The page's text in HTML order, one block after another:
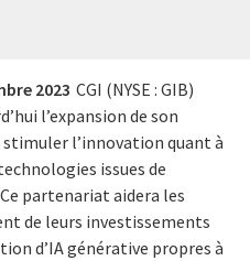
2023 CGI (NYSE : GIB)
l’expansion de son
l’innovation quant à
issues de
partenariat aidera les
de leurs investissements
d’IA générative propres à